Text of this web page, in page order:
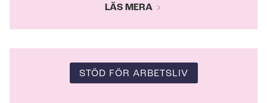
LÄS MERA
STÖD FÖR ARBETSLIV